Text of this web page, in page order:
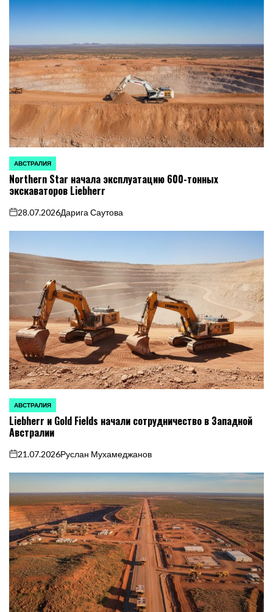
ОПУБЛИКОВАНО
В
АВСТРАЛИЯ
Northern Star начала эксплуатацию 600-тонных
экскаваторов Liebherr
on
28.07.2026Дарига Саутова
ОПУБЛИКОВАНО
В
АВСТРАЛИЯ
Liebherr и Gold Fields начали сотрудничество в Западной
Австралии
on
21.07.2026Руслан Мухамеджанов